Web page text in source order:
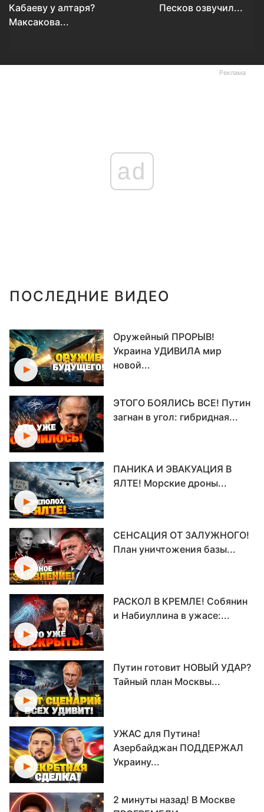
Кабаеву у алтаря?
Максакова...
Песков озвучил...
Реклама
ad
ПОСЛЕДНИЕ ВИДЕО
Оружейный ПРОРЫВ!
Украина УДИВИЛА мир
новой...
ЭТОГО БОЯЛИСЬ ВСЕ! Путин
загнан в угол: гибридная...
ПАНИКА И ЭВАКУАЦИЯ В
ЯЛТЕ! Морские дроны...
СЕНСАЦИЯ ОТ ЗАЛУЖНОГО!
План уничтожения базы...
РАСКОЛ В КРЕМЛЕ! Собянин
и Набиуллина в ужасе:...
Путин готовит НОВЫЙ УДАР?
Тайный план Москвы...
УЖАС для Путина!
Азербайджан ПОДДЕРЖАЛ
Украину...
2 минуты назад! В Москве